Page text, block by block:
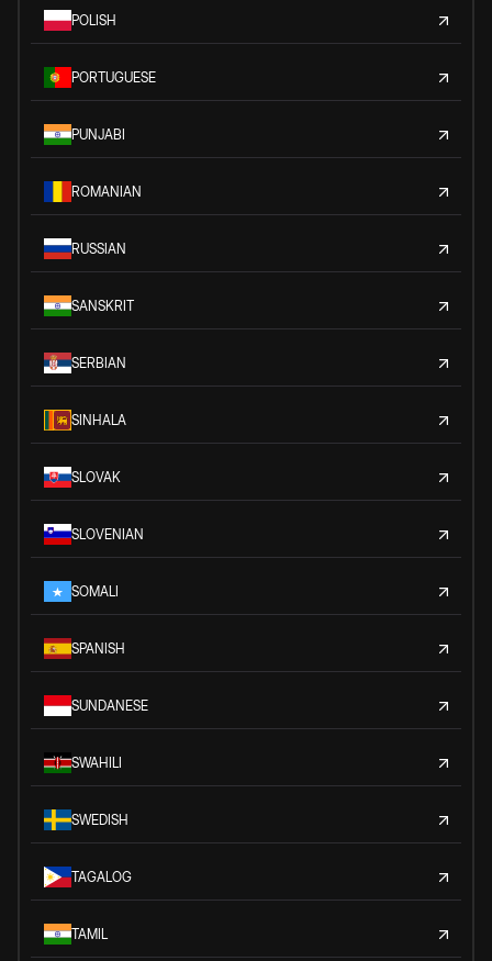
POLISH
PORTUGUESE
PUNJABI
ROMANIAN
RUSSIAN
SANSKRIT
SERBIAN
SINHALA
SLOVAK
SLOVENIAN
SOMALI
SPANISH
SUNDANESE
SWAHILI
SWEDISH
TAGALOG
TAMIL